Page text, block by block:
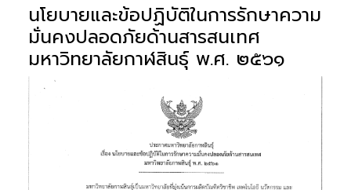
นโยบายและข้อปฏิบัติในการรักษาความ
มั่นคงปลอดภัยด้านสารสนเทศ
มหาวิทยาลัยกาฬสินธุ์ พ.ศ. ๒๕๖๑